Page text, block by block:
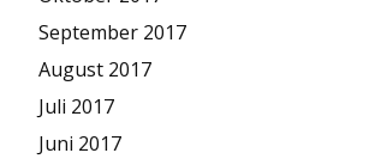
September 2017
August 2017
Juli 2017
Juni 2017